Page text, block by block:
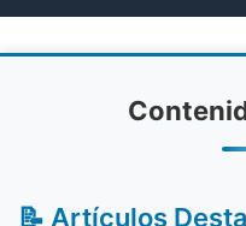
📝 Artículos